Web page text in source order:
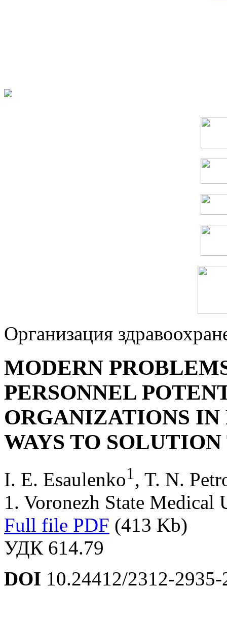
Организация
MODERN
PERSONNEL
ORGANIZATIONS IN
WAYS TO
I. E. Esaulenko1, T. N.
1. Voronezh State Medical
Full file PDF (413 Kb)
УДК 614.79
DOI 10.24412/2312-